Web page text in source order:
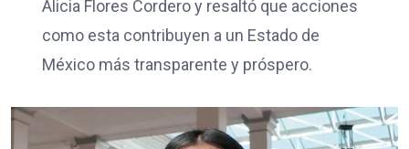
Alicia Flores Cordero y resaltó que acciones
como esta contribuyen a un Estado de
México más transparente y próspero.